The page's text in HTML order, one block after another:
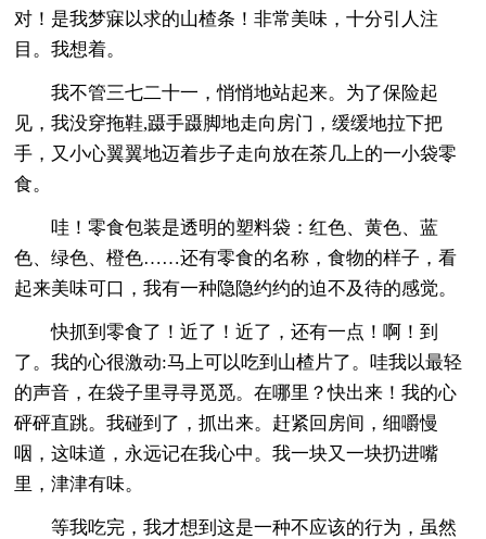
对！是我梦寐以求的山楂条！非常美味，十分引人注
目。我想着。
我不管三七二十一，悄悄地站起来。为了保险起
见，我没穿拖鞋,蹑手蹑脚地走向房门，缓缓地拉下把
手，又小心翼翼地迈着步子走向放在茶几上的一小袋零
食。
哇！零食包装是透明的塑料袋：红色、黄色、蓝
色、绿色、橙色……还有零食的名称，食物的样子，看
起来美味可口，我有一种隐隐约约的迫不及待的感觉。
快抓到零食了！近了！近了，还有一点！啊！到
了。我的心很激动:马上可以吃到山楂片了。哇我以最轻
的声音，在袋子里寻寻觅觅。在哪里？快出来！我的心
砰砰直跳。我碰到了，抓出来。赶紧回房间，细嚼慢
咽，这味道，永远记在我心中。我一块又一块扔进嘴
里，津津有味。
等我吃完，我才想到这是一种不应该的行为，虽然